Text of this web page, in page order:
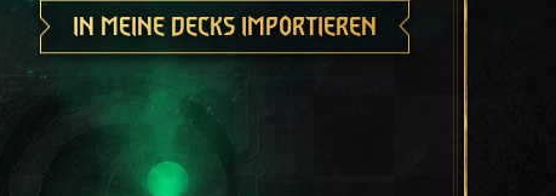
IN MEINE DECKS IMPORTIEREN